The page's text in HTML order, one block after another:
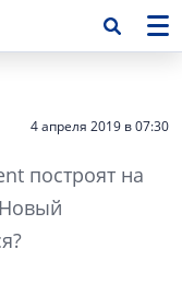
4 апреля 2019 в 07:30
построят на